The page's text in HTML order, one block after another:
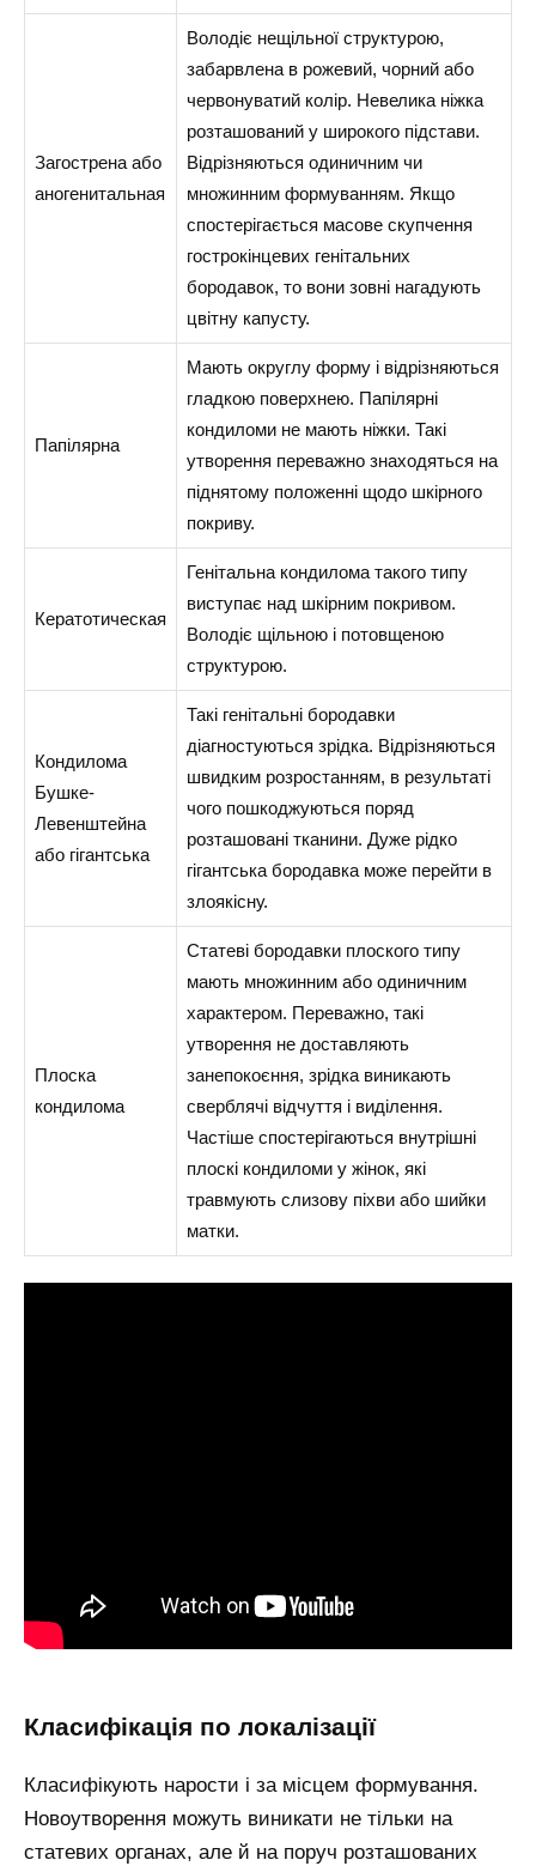
Загострена або
аногенитальная
Володіє нещільної структурою,
забарвлена в рожевий, чорний або
червонуватий колір. Невелика ніжка
розташований у широкого підстави.
Відрізняються одиничним чи
множинним формуванням. Якщо
спостерігається масове скупчення
гострокінцевих генітальних
бородавок, то вони зовні нагадують
цвітну капусту.
Папілярна
Мають округлу форму і відрізняються
гладкою поверхнею. Папілярні
кондиломи не мають ніжки. Такі
утворення переважно знаходяться на
піднятому положенні щодо шкірного
покриву.
Кератотическая
Генітальна кондилома такого типу
виступає над шкірним покривом.
Володіє щільною і потовщеною
структурою.
Кондилома
Бушке-
Левенштейна
або гігантська
Такі генітальні бородавки
діагностуються зрідка. Відрізняються
швидким розростанням, в результаті
чого пошкоджуються поряд
розташовані тканини. Дуже рідко
гігантська бородавка може перейти в
злоякісну.
Плоска
кондилома
Статеві бородавки плоского типу
мають множинним або одиничним
характером. Переважно, такі
утворення не доставляють
занепокоєння, зрідка виникають
сверблячі відчуття і виділення.
Частіше спостерігаються внутрішні
плоскі кондиломи у жінок, які
травмують слизову піхви або шийки
матки.
класифікація по локалізації
Класифікують нарости і за місцем формування.
Новоутворення можуть виникати не тільки на
статевих органах, але й на поруч розташованих